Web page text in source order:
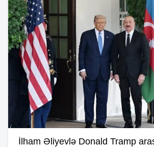
İlham Əliyevlə Donald Tramp